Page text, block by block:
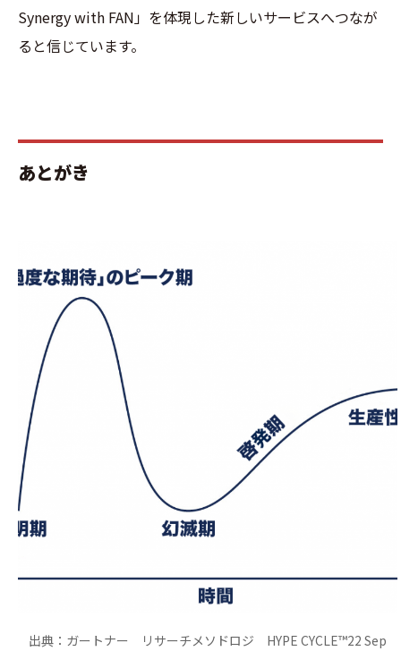
Synergy with FAN」を体現した新しいサービスへつなが
ると信じています。
あとがき
出典：ガートナー リサーチメソドロジ HYPE CYCLE™22 Sep